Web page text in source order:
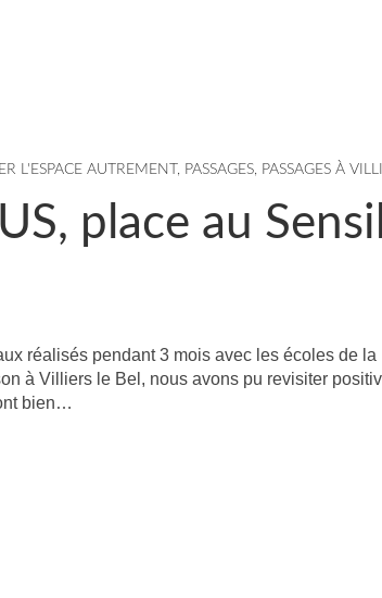
L'ESPACE AUTREMENT , PASSAGES, PASSAGES À
place au
réalisés pendant 3 mois avec les écoles de la
à Villiers le Bel, nous avons pu revisiter
bien…